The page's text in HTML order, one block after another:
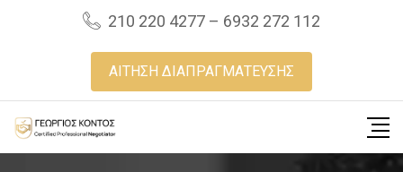
210 220 4277 – 6932 272 112
ΑΙΤΗΣΗ ΔΙΑΠΡΑΓΜΑΤΕΥΣΗΣ